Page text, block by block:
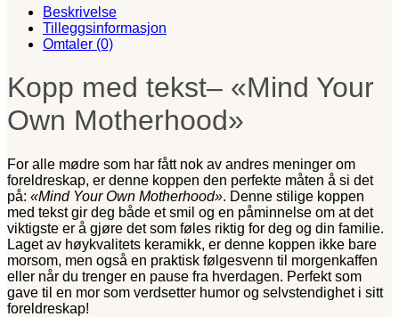
Beskrivelse
Tilleggsinformasjon
Omtaler (0)
Kopp med tekst– «Mind Your
Own Motherhood»
For alle mødre som har fått nok av andres meninger om
foreldreskap, er denne koppen den perfekte måten å si det
på: «Mind Your Own Motherhood». Denne stilige koppen
med tekst gir deg både et smil og en påminnelse om at det
viktigste er å gjøre det som føles riktig for deg og din familie.
Laget av høykvalitets keramikk, er denne koppen ikke bare
morsom, men også en praktisk følgesvenn til morgenkaffen
eller når du trenger en pause fra hverdagen. Perfekt som
gave til en mor som verdsetter humor og selvstendighet i sitt
foreldreskap!